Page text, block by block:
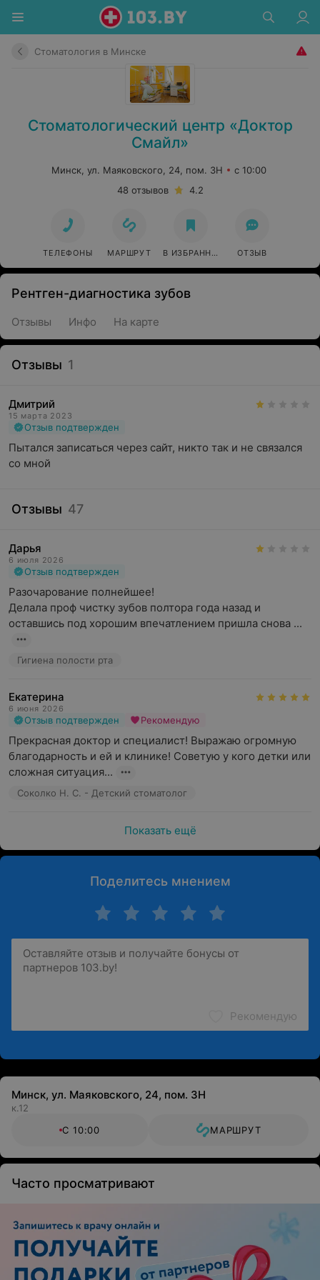
Стоматология в Минске
Стоматологический центр «Доктор
Смайл»
Минск, ул. Маяковского, 24, пом. 3Н
с 10:00
48 отзывов
4.2
ТЕЛЕФОНЫ МАРШРУТ В ИЗБРАННОЕ ОТЗЫВ
Рентген-диагностика зубов
Отзывы Инфо На карте
Отзывы 1
Дмитрий
15 марта 2023
Отзыв подтвержден
Пытался записаться через сайт, никто так и не связался
со мной
Отзывы 47
Дарья
6 июля 2026
Отзыв подтвержден
Разочарование полнейшее!
Делала проф чистку зубов полтора года назад и
оставшись под хорошим впечатлением пришла снова ...
Гигиена полости рта
Екатерина
6 июня 2026
Отзыв подтвержден Рекомендую
Прекрасная доктор и специалист! Выражаю огромную
благодарность и ей и клинике! Советую у кого детки или
сложная ситуация...
Соколко Н. С. - Детский стоматолог
Показать ещё
Поделитесь мнением
Рекомендую
Минск, ул. Маяковского, 24, пом. 3Н
к.12
С 10:00
МАРШРУТ
Часто просматривают